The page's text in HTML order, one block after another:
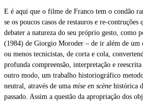
E é aqui que o filme de Franco tem o condão
se os poucos casos de restauros e re-contruções
debater a natureza do seu próprio gesto, como
(1984) de Giorgio Moroder – de ir além de um
ou menos tecnicistas, de corta e cola,
profunda compreensão, interpretação e
outro modo, um trabalho historiográfico
neutral, através de uma mise en scène histórica
passado. Assim a questão da apropriação dos